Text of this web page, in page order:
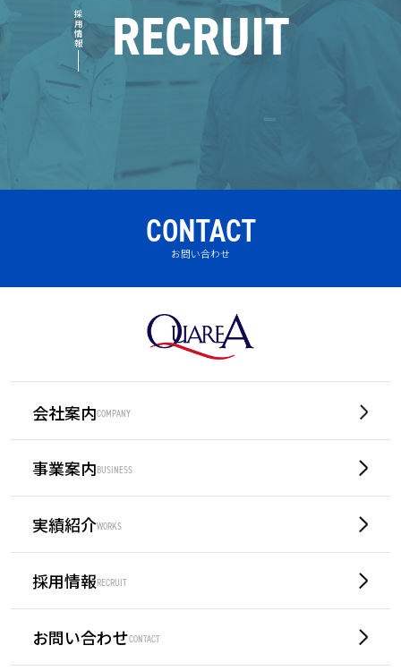
RECRUIT
採用情報
CONTACT
お問い合わせ
COMPANY
会社案内
BUSINESS
事業案内
WORKS
実績紹介
RECRUIT
採用情報
CONTACT
お問い合わせ